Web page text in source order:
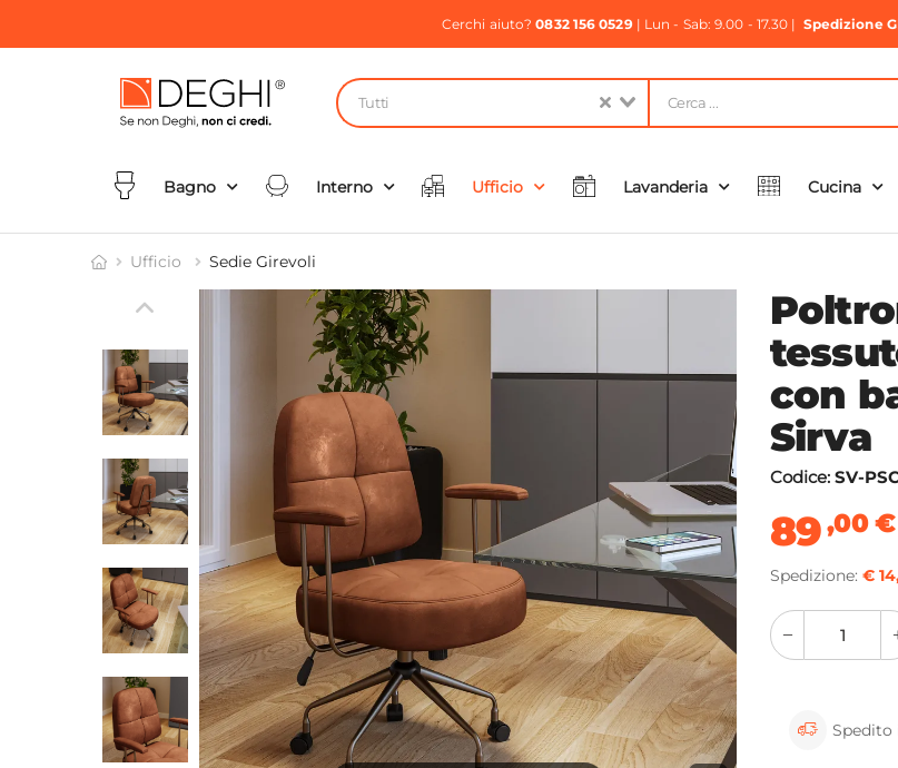
Cerchi aiuto?0832 156 0529| Lun - Sab: 9.00 - 17.30 | Spedizione
Tutti
Bagno Interno Ufficio Lavanderia Cucina
Ufficio Sedie Girevoli
con
Sirva
Codice: SV-
89,00€
Spedizione: €
quantity
button